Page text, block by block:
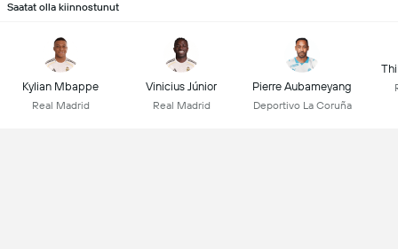
Saatat olla kiinnostunut
Kylian Mbappe
Real Madrid
Vinicius Júnior
Real Madrid
Pierre Aubameyang
Deportivo La Coruña